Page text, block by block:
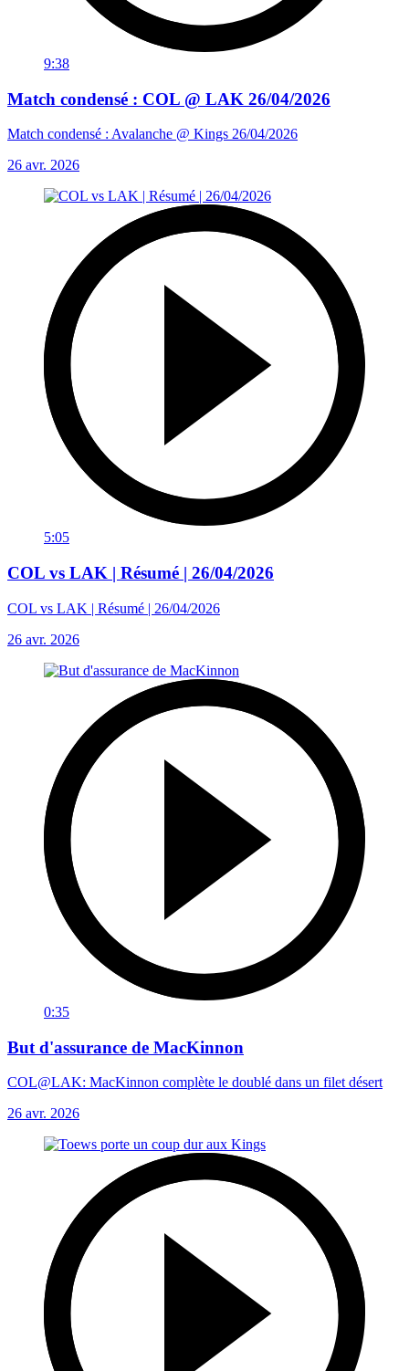
9:38
Match condensé : COL @ LAK 26/04/2026
Match condensé : Avalanche @ Kings 26/04/2026
26 avr. 2026
5:05
COL vs LAK | Résumé | 26/04/2026
COL vs LAK | Résumé | 26/04/2026
26 avr. 2026
0:35
But d'assurance de MacKinnon
COL@LAK: MacKinnon complète le doublé dans un filet désert
26 avr. 2026